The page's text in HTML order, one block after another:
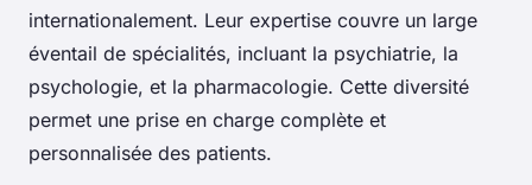
internationalement. Leur expertise couvre un large
éventail de spécialités, incluant la psychiatrie, la
psychologie, et la pharmacologie. Cette diversité
permet une prise en charge complète et
personnalisée des patients.